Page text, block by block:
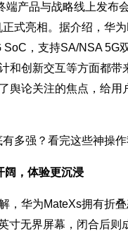
端产品与战略线上发布
式亮相。据介绍，华
SoC，支持SA/NSA 5G
和创新交互等方面都
舆论关注的焦点，给
阔，体验更沉浸
，华为MateXs拥有折
寸无界屏幕，闭合后